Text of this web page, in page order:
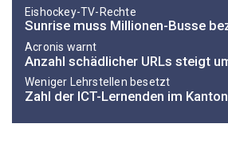
Eishockey-TV-Rechte
Sunrise muss Millionen-Busse
Acronis warnt
Anzahl schädlicher URLs steigt
Weniger Lehrstellen besetzt
Zahl der ICT-Lernenden im